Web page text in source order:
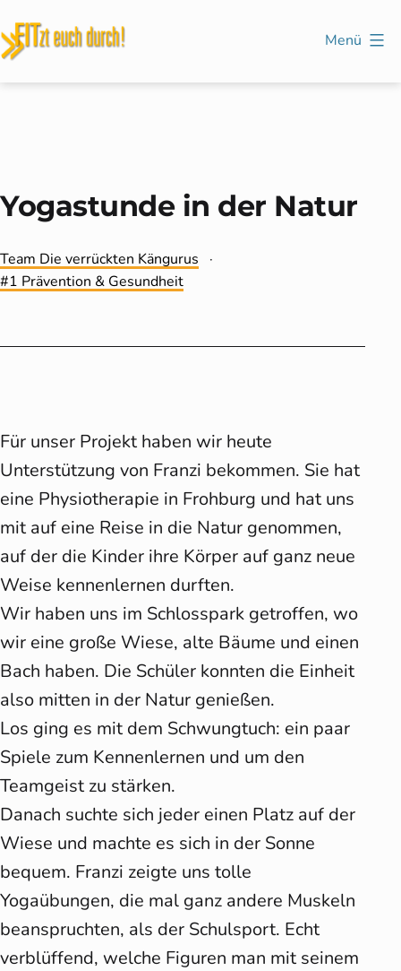
Inhalt
Menü
Yogastunde in der Natur
Kategorisiert
als
Team Die verrückten Kängurus
Verschlagwortet
1 Prävention & Gesundheit
Für unser Projekt haben wir heute
Unterstützung von Franzi bekommen. Sie hat
eine Physiotherapie in Frohburg und hat uns
mit auf eine Reise in die Natur genommen,
auf der die Kinder ihre Körper auf ganz neue
Weise kennenlernen durften.
Wir haben uns im Schlosspark getroffen, wo
wir eine große Wiese, alte Bäume und einen
Bach haben. Die Schüler konnten die Einheit
also mitten in der Natur genießen.
Los ging es mit dem Schwungtuch: ein paar
Spiele zum Kennenlernen und um den
Teamgeist zu stärken.
Danach suchte sich jeder einen Platz auf der
Wiese und machte es sich in der Sonne
bequem. Franzi zeigte uns tolle
Yogaübungen, die mal ganz andere Muskeln
beanspruchten, als der Schulsport. Echt
verblüffend, welche Figuren man mit seinem